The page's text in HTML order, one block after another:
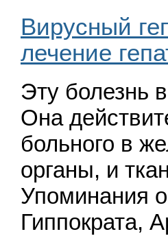
Вирусный
лечение
Эту болезнь
Она
больного в
органы, и
Упоминания
Гиппократа,